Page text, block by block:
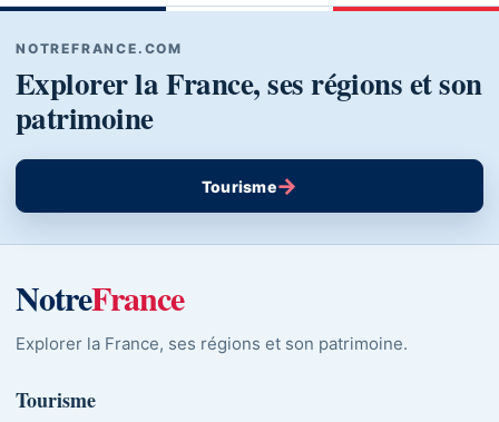
NOTREFRANCE.COM
Explorer la France, ses régions et son
patrimoine
Tourisme→
NotreFrance
Explorer la France, ses régions et son patrimoine.
Tourisme